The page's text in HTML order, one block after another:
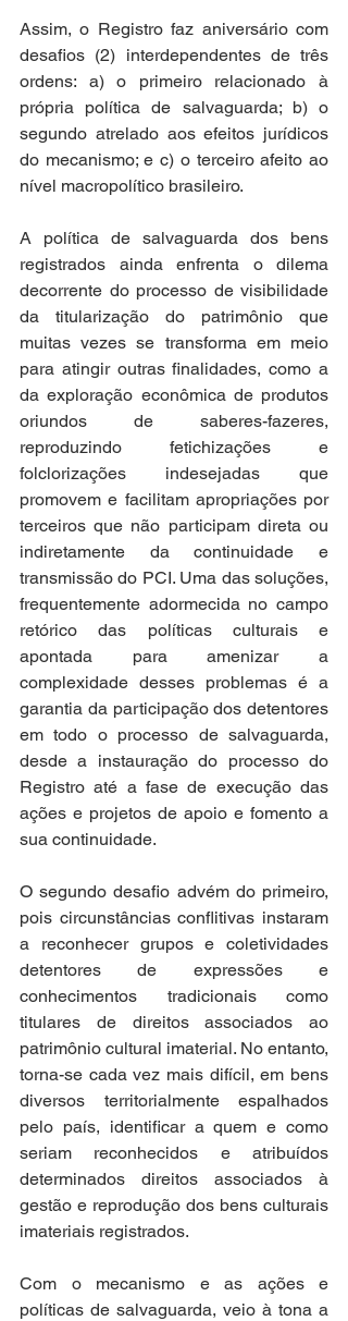
Assim, o Registro faz aniversário com
desafios (2) interdependentes de três
ordens: a) o primeiro relacionado à
própria política de salvaguarda; b) o
segundo atrelado aos efeitos jurídicos
do mecanismo; e c) o terceiro afeito ao
nível macropolítico brasileiro.
A política de salvaguarda dos bens
registrados ainda enfrenta o dilema
decorrente do processo de visibilidade
da titularização do patrimônio que
muitas vezes se transforma em meio
para atingir outras finalidades, como a
da exploração econômica de produtos
oriundos de saberes-fazeres,
reproduzindo fetichizações e
folclorizações indesejadas que
promovem e facilitam apropriações por
terceiros que não participam direta ou
indiretamente da continuidade e
transmissão do PCI. Uma das soluções,
frequentemente adormecida no campo
retórico das políticas culturais e
apontada para amenizar a
complexidade desses problemas é a
garantia da participação dos detentores
em todo o processo de salvaguarda,
desde a instauração do processo do
Registro até a fase de execução das
ações e projetos de apoio e fomento a
sua continuidade.
O segundo desafio advém do primeiro,
pois circunstâncias conflitivas instaram
a reconhecer grupos e coletividades
detentores de expressões e
conhecimentos tradicionais como
titulares de direitos associados ao
patrimônio cultural imaterial. No entanto,
torna-se cada vez mais difícil, em bens
diversos territorialmente espalhados
pelo país, identificar a quem e como
seriam reconhecidos e atribuídos
determinados direitos associados à
gestão e reprodução dos bens culturais
imateriais registrados.
Com o mecanismo e as ações e
políticas de salvaguarda, veio à tona a